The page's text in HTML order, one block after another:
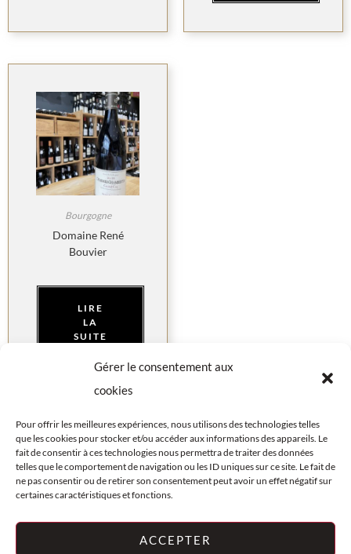
Gérer le consentement aux
cookies
Pour offrir les meilleures expériences, nous utilisons des technologies telles
que les cookies pour stocker et/ou accéder aux informations des appareils. Le
fait de consentir à ces technologies nous permettra de traiter des données
telles que le comportement de navigation ou les ID uniques sur ce site. Le fait de
ne pas consentir ou de retirer son consentement peut avoir un effet négatif sur
certaines caractéristiques et fonctions.
ACCEPTER
Bourgogne
Domaine René
Bouvier
LIRE
LA
SUITE
CENTRE
© LES VINS